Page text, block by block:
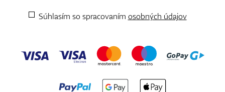
Súhlasím so spracovaním osobných údajov